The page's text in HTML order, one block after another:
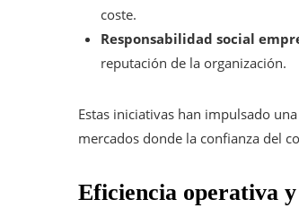
coste.
Responsabilidad social
reputación de la organización.
Estas iniciativas han impulsado
mercados donde la confianza del
Eficiencia operativa